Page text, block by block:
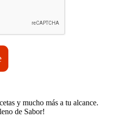
y mucho más a tu alcance.
de Sabor!